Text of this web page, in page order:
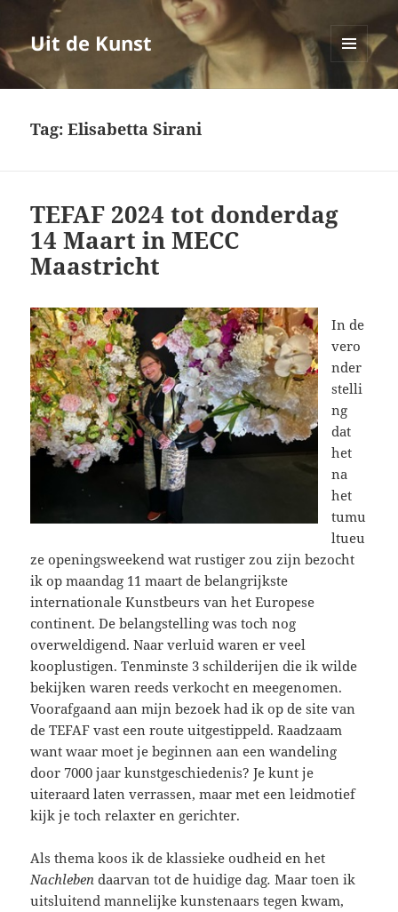
Uit de Kunst
MENU
EN
Tag:Elisabetta Sirani
TEFAF 2024 tot donderdag
14 Maart in MECC
Maastricht
In de
vero
nder
stelli
ng
dat
het
na
het
tumu
ltueu
ze openingsweekend wat rustiger zou zijn bezocht
ik op maandag 11 maart de belangrijkste
internationale Kunstbeurs van het Europese
continent. De belangstelling was toch nog
overweldigend. Naar verluid waren er veel
kooplustigen. Tenminste 3 schilderijen die ik wilde
bekijken waren reeds verkocht en meegenomen.
Voorafgaand aan mijn bezoek had ik op de site van
de TEFAF vast een route uitgestippeld. Raadzaam
want waar moet je beginnen aan een wandeling
door 7000 jaar kunstgeschiedenis? Je kunt je
uiteraard laten verrassen, maar met een leidmotief
kijk je toch relaxter en gerichter.
Als thema koos ik de klassieke oudheid en het
Nachlebendaarvan tot de huidige dag.Maar toen ik
uitsluitend mannelijke kunstenaars tegen kwam,